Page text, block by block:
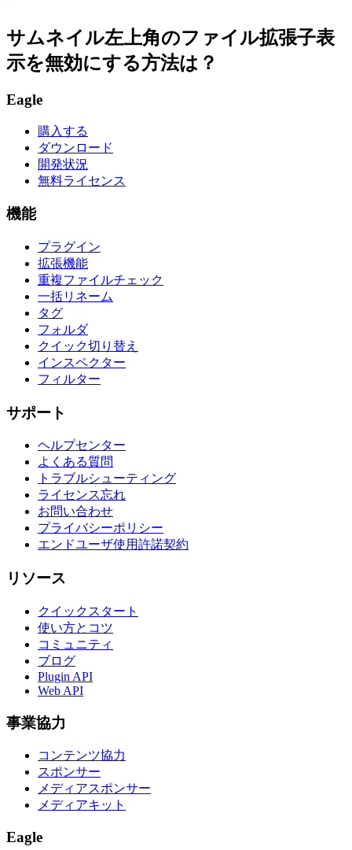
サムネイル左上角のファイル拡張子表
示を無効にする方法は？
Eagle
購入する
ダウンロード
開発状況
無料ライセンス
機能
プラグイン
拡張機能
重複ファイルチェック
一括リネーム
タグ
フォルダ
クイック切り替え
インスペクター
フィルター
サポート
ヘルプセンター
よくある質問
トラブルシューティング
ライセンス忘れ
お問い合わせ
プライバシーポリシー
エンドユーザ使用許諾契約
リソース
クイックスタート
使い方とコツ
コミュニティ
ブログ
Plugin API
Web API
事業協力
コンテンツ協力
スポンサー
メディアスポンサー
メディアキット
Eagle